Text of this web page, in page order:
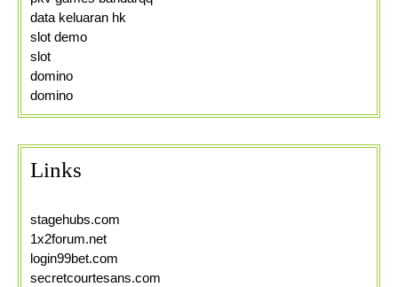
data keluaran hk
slot demo
slot
domino
domino
Links
stagehubs.com
1x2forum.net
login99bet.com
secretcourtesans.com